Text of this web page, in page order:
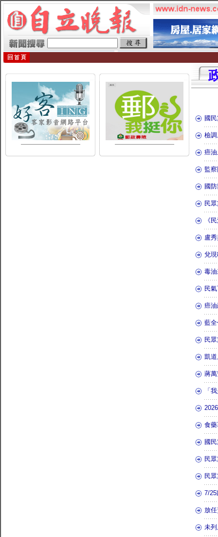
國
檢
癌
監
國
民
《
盧
兌
毒
民
癌
藍
民
凱
蔣
「
食
國
民
民
7/
放
未